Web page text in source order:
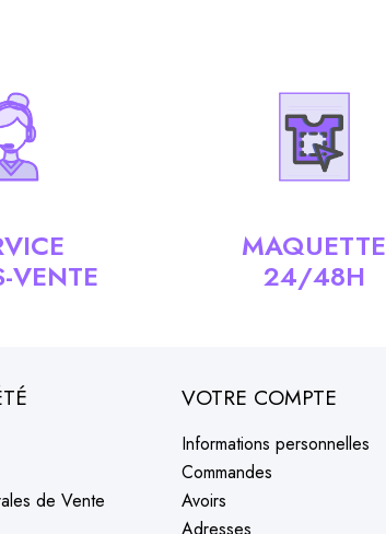
VENTE
MAQUETTE
24/48H
de Vente
VOTRE COMPTE
Informations personnelles
Commandes
Avoirs